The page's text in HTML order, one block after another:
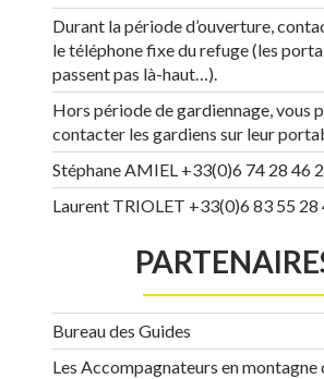
Durant la période d’ouverture,
le téléphone fixe du refuge (les
passent pas là-haut…).
Hors période de gardiennage, vous
contacter les gardiens sur leur
Stéphane AMIEL +33(0)6 74 28 46
Laurent TRIOLET +33(0)6 83 55 28
Bureau des Guides
Les Accompagnateurs en montagne